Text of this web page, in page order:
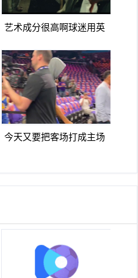
艺术成分很高啊球迷用英
季后赛
今天又要把客场打成主场
烈欢迎